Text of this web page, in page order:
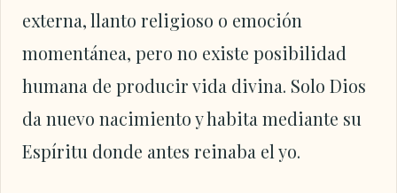
externa, llanto religioso o emoción
momentánea, pero no existe posibilidad
humana de producir vida divina. Solo Dios
da nuevo nacimiento y habita mediante su
Espíritu donde antes reinaba el yo.